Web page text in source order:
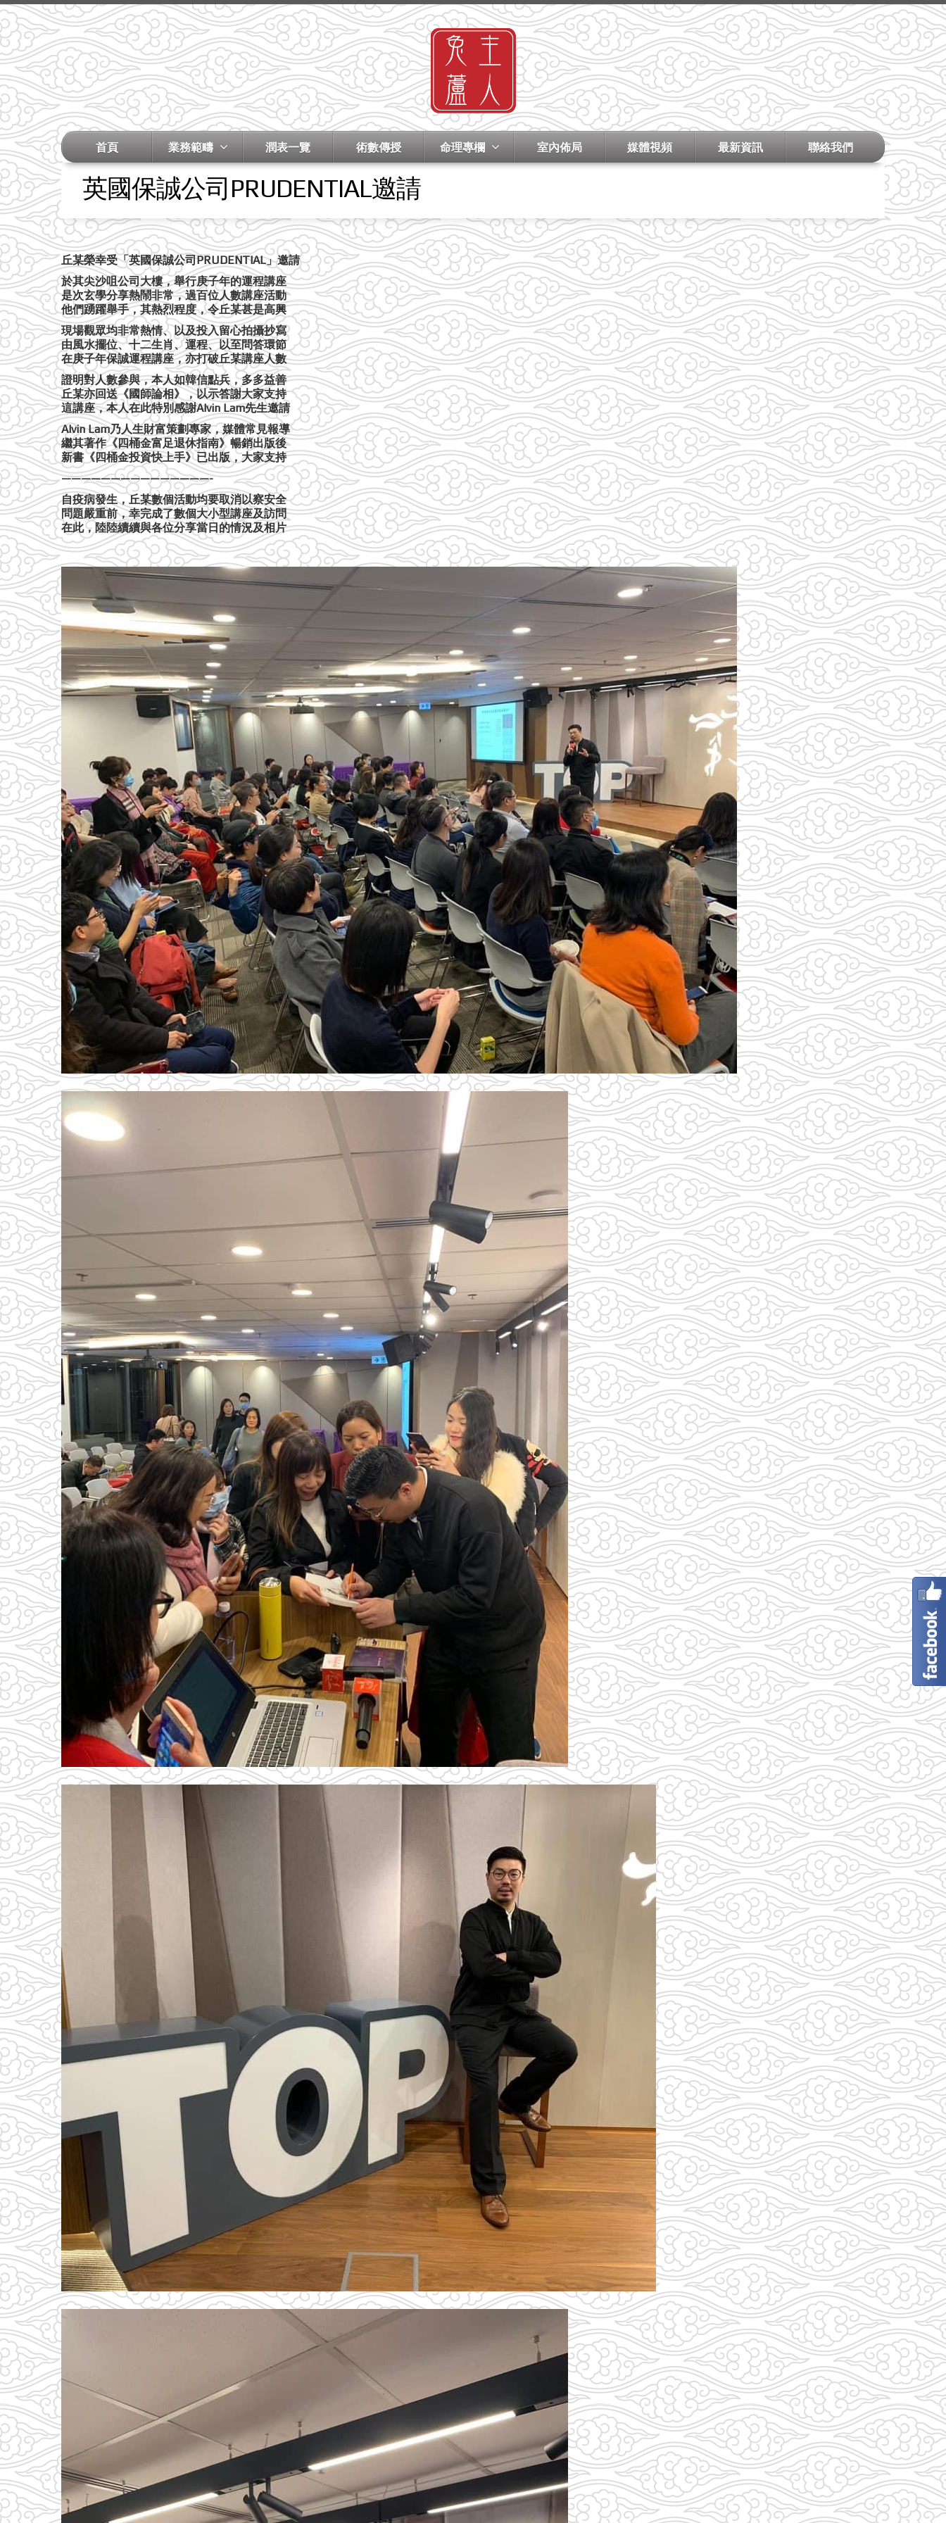
首頁 業務範疇 潤表一覽 術數傳授 命理專欄 室內佈局 媒體視頻 最新資訊 聯絡我們
英國保誠公司PRUDENTIAL邀請
丘某榮幸受「英國保誠公司PRUDENTIAL」邀請
於其尖沙咀公司大樓，舉行庚子年的運程講座
是次玄學分享熱鬧非常，過百位人數講座活動
他們踴躍舉手，其熱烈程度，令丘某甚是高興
現場觀眾均非常熱情、以及投入留心拍攝抄寫
由風水擺位、十二生肖、運程、以至問答環節
在庚子年保誠運程講座，亦打破丘某講座人數
證明對人數參與，本人如韓信點兵，多多益善
丘某亦回送《國師論相》，以示答謝大家支持
這講座，本人在此特別感謝Alvin Lam先生邀請
Alvin Lam乃人生財富策劃專家，媒體常見報導
繼其著作《四桶金富足退休指南》暢銷出版後
新書《四桶金投資快上手》已出版，大家支持
———————————————-
自疫病發生，丘某數個活動均要取消以察安全
問題嚴重前，幸完成了數個大小型講座及訪問
在此，陸陸續續與各位分享當日的情況及相片